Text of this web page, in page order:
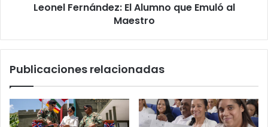
Leonel Fernández: El Alumno que Emuló al
Maestro
Publicaciones relacionadas